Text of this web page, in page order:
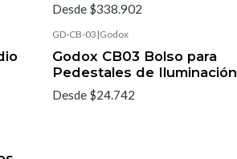
Desde $338.902
GD-CB-03 |Godox
Godox CB03 Bolso para
Pedestales de Iluminación
Desde $24.742